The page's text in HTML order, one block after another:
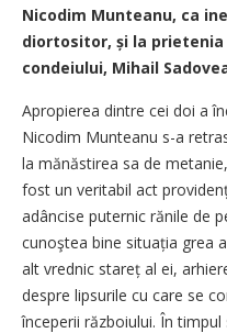
Nicodim Munteanu, ca
diortositor, și la
condeiului, Mihail
Apropierea dintre cei doi a
Nicodim Munteanu s-a
la mănăstirea sa de
fost un veritabil act
adâncise puternic rănile de
cunoştea bine situația grea
alt vrednic stareț al ei,
despre lipsurile cu care se
începerii războiului. În